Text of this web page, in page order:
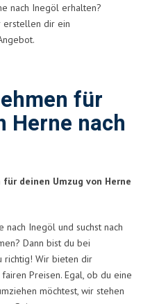
nach Inegöl erhalten?
erstellen dir ein
für
Herne nach
deinen Umzug von Herne
Inegöl und suchst nach
Dann bist du bei
richtig! Wir bieten dir
Preisen. Egal, ob du eine
möchtest, wir stehen